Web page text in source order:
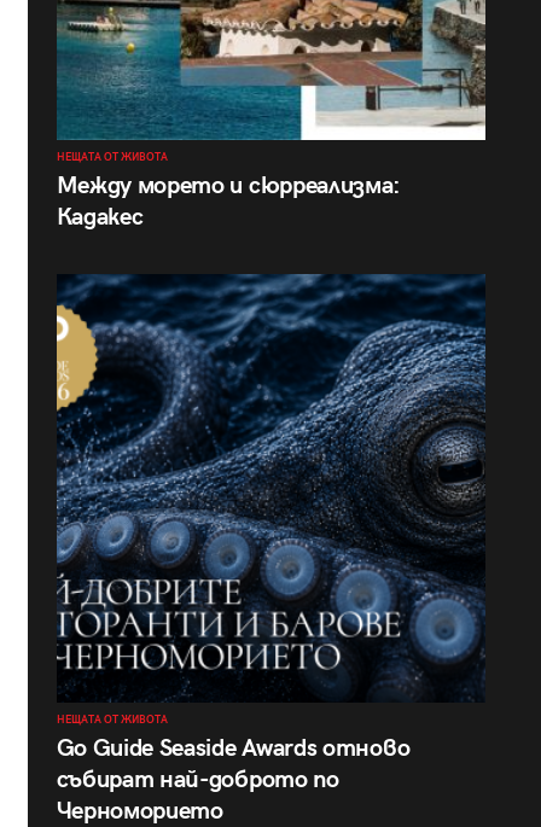
НЕЩАТА ОТ ЖИВОТА
Между морето и сюрреализма:
Кадакес
НЕЩАТА ОТ ЖИВОТА
Go Guide Seaside Awards отново
събират най-доброто по
Черноморието